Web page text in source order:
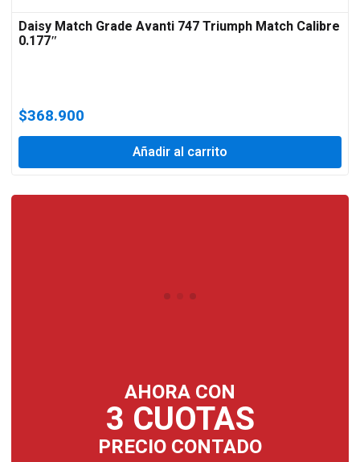
AHORA CON
3 CUOTAS
PRECIO CONTADO
Daisy Match Grade Avanti 747 Triumph Match Calibre
0.177″
$368.900
Añadir al carrito